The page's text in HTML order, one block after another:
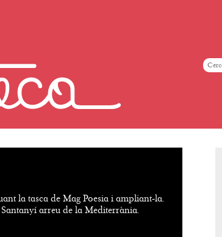
la tasca de Mag Poesia i ampliant-la.
arreu de la Mediterrània.